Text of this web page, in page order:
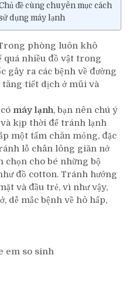
đề cùng chuyên mục cách
dụng máy lạnh
phòng luôn khô
quá nhiều đồ vật trong
gây ra các bệnh về đường
tăng tiết dịch ở mũi và
máy lạnh, bạn nên chú ý
kịp thời để tránh lạnh
một tấm chăn mỏng, đặc
lỗ chân lông giãn nở
chọn cho bé những bộ
đồ cotton. Tránh hướng
và đầu trẻ, vì như vậy,
dễ mắc bệnh về hô hấp,